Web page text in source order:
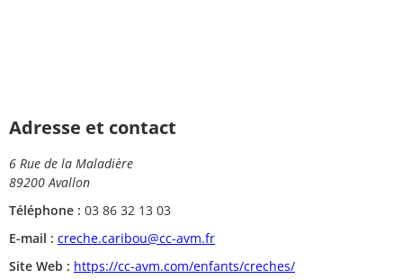
Adresse et contact
6 Rue de la Maladière
89200 Avallon
Téléphone : 03 86 32 13 03
E-mail : creche.caribou@cc-avm.fr
Site Web : https://cc-avm.com/enfants/creches/